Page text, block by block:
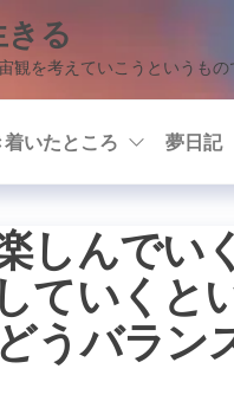
る
観を考えていこうというもの
いたところ 夢日記
しんでい
ていくと
うバラン